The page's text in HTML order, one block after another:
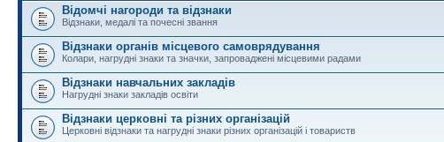
Відомчі нагороди та відзнаки
Відзнаки, медалі та почесні звання
Відзнаки органів місцевого самоврядування
Колари, нагрудні знаки та значки, запроваджені місцевими радами
Відзнаки навчальних закладів
Нагрудні знаки закладів освіти
Відзнаки церковні та різних організацій
Церковні відзнаки та нагрудні знаки різних організацій і товариств